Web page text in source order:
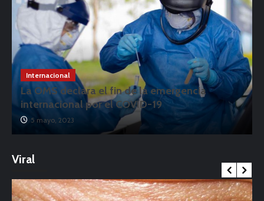
Internacional
La OMS declara el fin de la emergencia
internacional por el COVID-19
5 mayo, 2023
Viral